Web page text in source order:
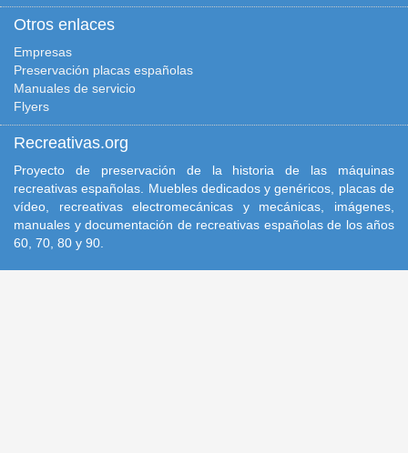
Otros enlaces
Empresas
Preservación placas españolas
Manuales de servicio
Flyers
Recreativas.org
Proyecto de preservación de la historia de las máquinas
recreativas españolas. Muebles dedicados y genéricos, placas de
vídeo, recreativas electromecánicas y mecánicas, imágenes,
manuales y documentación de recreativas españolas de los años
60, 70, 80 y 90.